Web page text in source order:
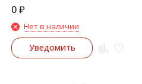
0₽
Нет в наличии
Уведомить